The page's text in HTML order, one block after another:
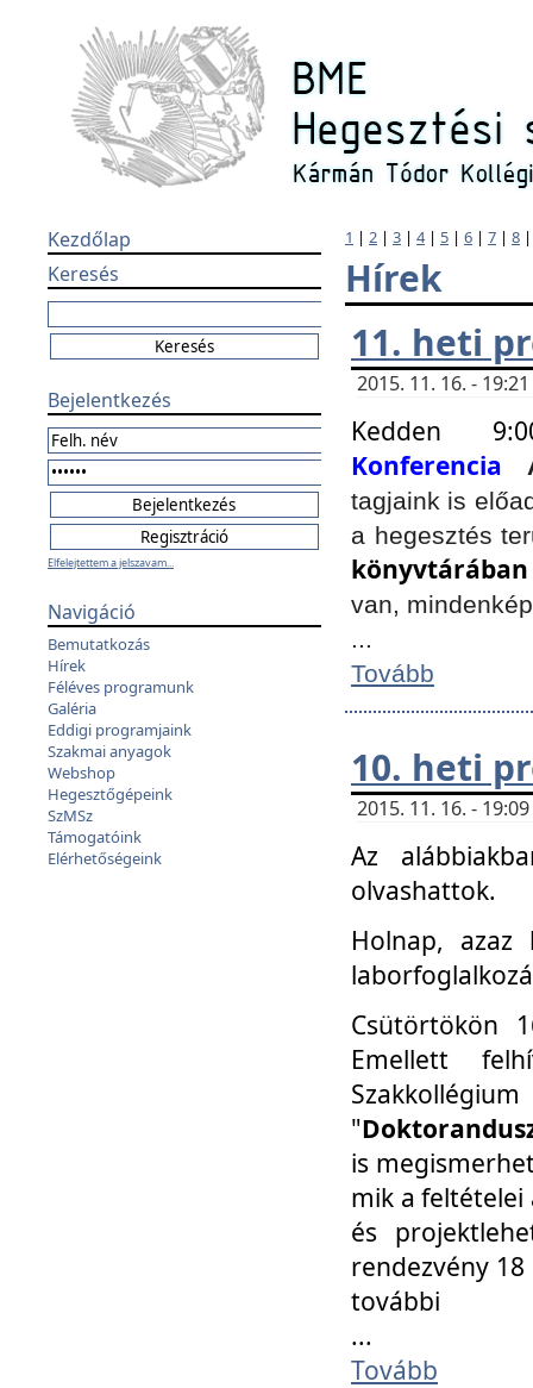
Kezdőlap
Keresés
Bejelentkezés
Elfelejtettem a jelszavam...
Navigáció
Bemutatkozás
Hírek
Féléves programunk
Galéria
Eddigi programjaink
Szakmai anyagok
Webshop
Hegesztőgépeink
SzMSz
Támogatóink
Elérhetőségeink
1 | 2 | 3 | 4| 5 | 6 | 7 | 8
Hírek
11. heti
2015. 11. 16. -
Kedden
Konferencia
tagjaink is
a hegesztés
könyvtárában
van,
...
Tovább
10. heti
2015. 11. 16. -
Az
olvashattok.
Holnap, azaz
Csütörtökön
Emellett
"
is
mik a feltételei
és
rendezvény
további
...
Tovább